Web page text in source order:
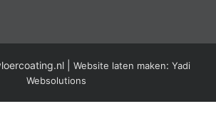
Website laten maken: Yadi
Websolutions